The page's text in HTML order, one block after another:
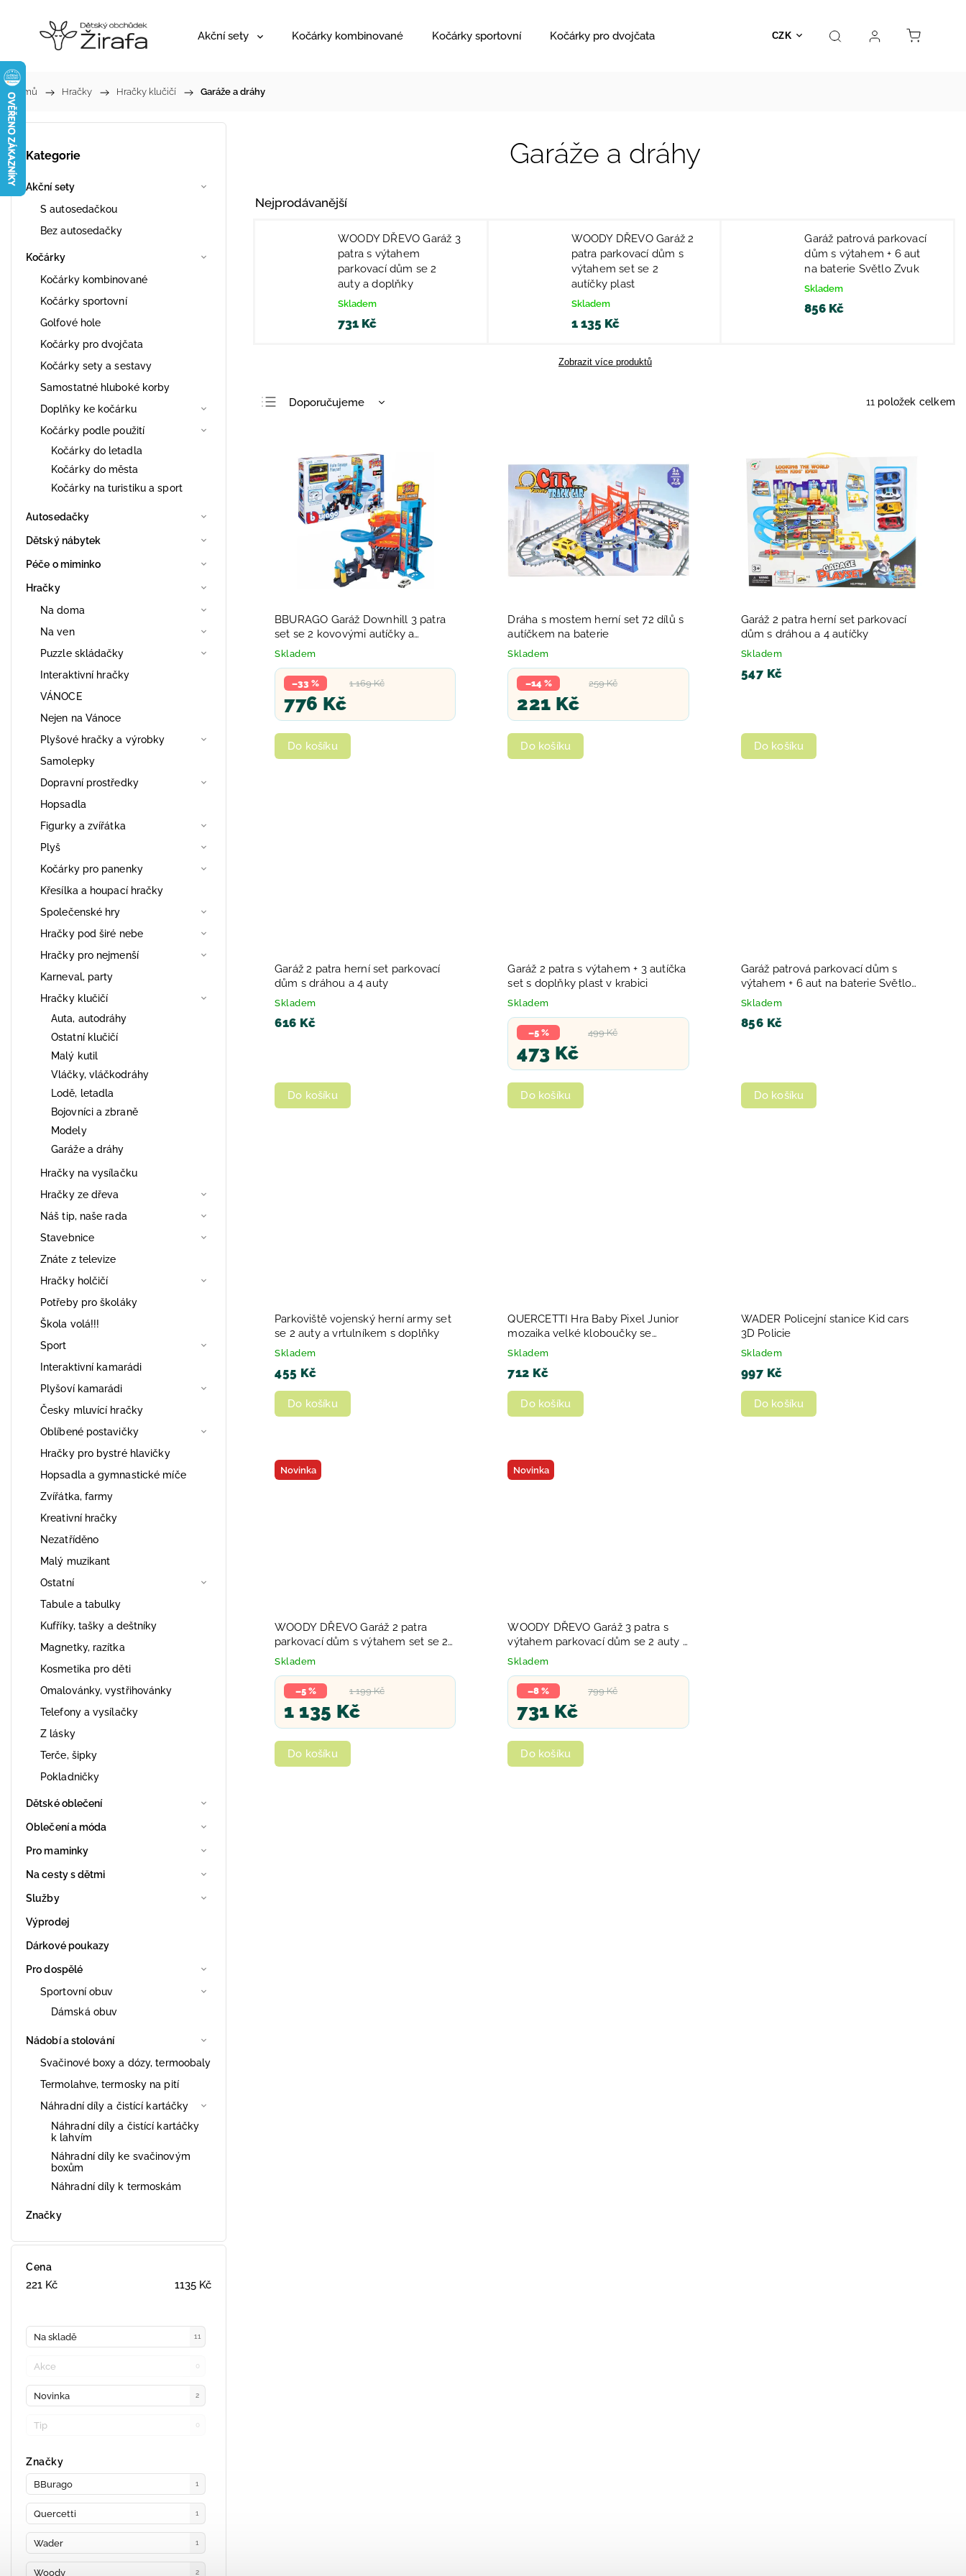
CZK
Akční sety Kočárky kombinované Kočárky sportovní Kočárky pro dvojčata Hračky Prodejna Kontakt
Domů / Hračky / Hračky klučičí / Garáže a dráhy
Kategorie
Akční sety
S autosedačkou
Bez autosedačky
Kočárky
Kočárky kombinované
Kočárky sportovní
Golfové hole
Kočárky pro dvojčata
Kočárky sety a sestavy
Samostatné hluboké korby
Doplňky ke kočárku
Kočárky podle použití
Kočárky do letadla
Kočárky do města
Kočárky na turistiku a sport
Autosedačky
Dětský nábytek
Péče o miminko
Hračky
Na doma
Na ven
Puzzle skládačky
Interaktivní hračky
VÁNOCE
Nejen na Vánoce
Plyšové hračky a výrobky
Samolepky
Dopravní prostředky
Hopsadla
Figurky a zvířátka
Plyš
Kočárky pro panenky
Křesílka a houpací hračky
Společenské hry
Hračky pod širé nebe
Hračky pro nejmenší
Karneval, party
Hračky klučičí
Auta, autodráhy
Ostatní klučičí
Malý kutil
Vláčky, vláčkodráhy
Lodě, letadla
Bojovníci a zbraně
Modely
Garáže a dráhy
Hračky na vysílačku
Hračky ze dřeva
Náš tip, naše rada
Stavebnice
Znáte z televize
Hračky holčičí
Potřeby pro školáky
Škola volá!!!
Sport
Interaktivní kamarádi
Plyšoví kamarádi
Česky mluvící hračky
Oblíbené postavičky
Hračky pro bystré hlavičky
Hopsadla a gymnastické míče
Zvířátka, farmy
Kreativní hračky
Nezatříděno
Malý muzikant
Ostatní
Tabule a tabulky
Kufříky, tašky a deštníky
Magnetky, razítka
Kosmetika pro děti
Omalovánky, vystřihovánky
Telefony a vysílačky
Z lásky
Terče, šipky
Pokladničky
Dětské oblečení
Oblečení a móda
Pro maminky
Na cesty s dětmi
Služby
Výprodej
Dárkové poukazy
Pro dospělé
Sportovní obuv
Dámská obuv
Nádobí a stolování
Svačinové boxy a dózy, termoobaly
Termolahve, termosky na pití
Náhradní díly a čistící kartáčky
Náhradní díly a čistící kartáčky
k lahvím
Náhradní díly ke svačinovým
boxům
Náhradní díly k termoskám
Značky
Cena
221 Kč 1135 Kč
Na skladě 11
Akce 0
Novinka 2
Tip 0
Značky
BBurago 1
Quercetti 1
Wader 1
Woody 2
Garáže a dráhy
Nejprodávanější
WOODY DŘEVO Garáž 3
patra s výtahem
parkovací dům se 2
auty a doplňky
Skladem
731 Kč
WOODY DŘEVO Garáž 2
patra parkovací dům s
výtahem set se 2
autíčky plast
Skladem
1 135 Kč
Garáž patrová parkovací
dům s výtahem + 6 aut
na baterie Světlo Zvuk
Skladem
856 Kč
Zobrazit více produktů
Doporučujeme
Nejprodávanější
Abecedně
11 položek celkem
BBURAGO Garáž Downhill 3 patra
set se 2 kovovými autíčky a
doplňky
Skladem
1 169 Kč
–33 %
776 Kč
Do košíku
Dráha s mostem herní set 72 dílů s
autíčkem na baterie
Skladem
259 Kč
–14 %
221 Kč
Do košíku
Garáž 2 patra herní set parkovací
dům s dráhou a 4 autíčky
Skladem
547 Kč
Do košíku
Garáž 2 patra herní set parkovací
dům s dráhou a 4 auty
Skladem
616 Kč
Do košíku
Garáž 2 patra s výtahem + 3 autíčka
set s doplňky plast v krabici
Skladem
499 Kč
–5 %
473 Kč
Do košíku
Garáž patrová parkovací dům s
výtahem + 6 aut na baterie Světlo
Zvuk
Skladem
856 Kč
Do košíku
Parkoviště vojenský herní army set
se 2 auty a vrtulníkem s doplňky
Skladem
455 Kč
Do košíku
QUERCETTI Hra Baby Pixel Junior
mozaika velké kloboučky se
stojánkem cestovní
Skladem
712 Kč
Do košíku
WADER Policejní stanice Kid cars
3D Policie
Skladem
997 Kč
Do košíku
Novinka
WOODY DŘEVO Garáž 2 patra
parkovací dům s výtahem set se 2
autíčky plast
Skladem
1 199 Kč
–5 %
1 135 Kč
Do košíku
Novinka
WOODY DŘEVO Garáž 3 patra s
výtahem parkovací dům se 2 auty a
doplňky
Skladem
799 Kč
–8 %
731 Kč
Do košíku